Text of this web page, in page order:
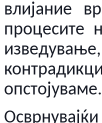
влијание
процесите
опстојуваме.